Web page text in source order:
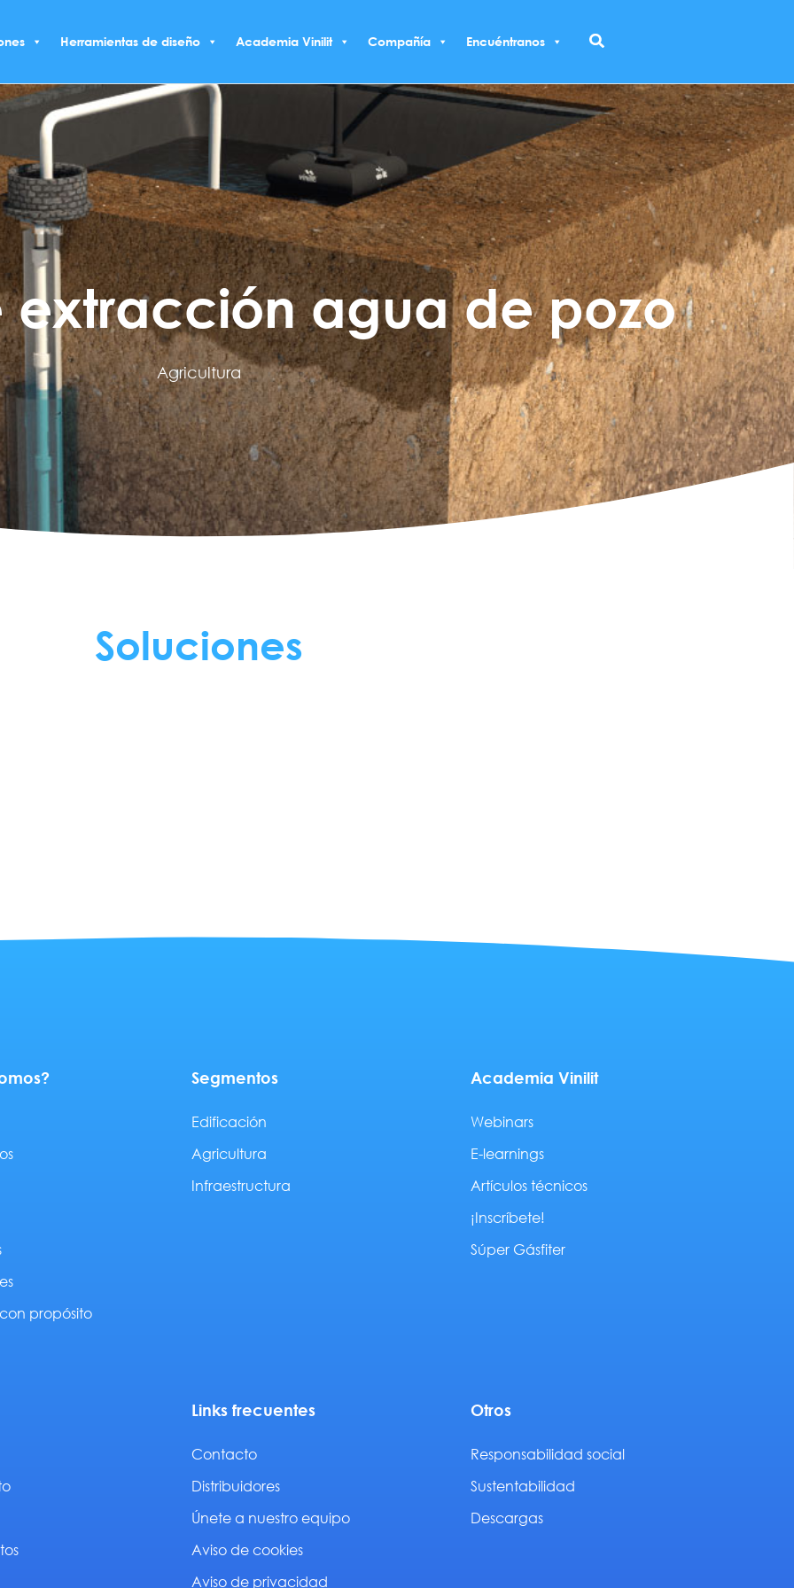
Herramientas de diseño Academia Vinilit Compañía Encuéntranos Buscar
extracción agua de pozo
Agricultura
Soluciones
propósito
Segmentos
Edificación
Agricultura
Infraestructura
Academia Vinilit
Webinars
E-learnings
Artículos técnicos
¡Inscríbete!
Súper Gásfiter
Links frecuentes
Contacto
Distribuidores
Únete a nuestro equipo
Aviso de cookies
Aviso de privacidad
Otros
Responsabilidad social
Sustentabilidad
Descargas